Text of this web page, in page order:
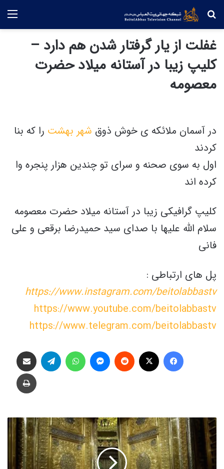
جستجو
غفلت از یار گرفتار شدن هم دارد –
کلیپ زیبا در آستانه میلاد حضرت
معصومه
در آسمان ملائکه ی خوش ذوق شهر بهشت را که بنا
کردند
اول به سوی صحنه و سرای تو چندین هزار پنجره وا
کرده اند
کلیپ گرافیکی زیبا در آستانه میلاد حضرت معصومه
سلام الله علیها با صدای سید حمیدرضا برقعی و علی
فانی
پل های ارتباطی :
https://www.instagram.com/beitolabbastv
https://www.youtube.com/beitolabbastv
https://www.telegram.com/beitolabbastv
فیس بوک ‫رددیت پیام رسان واتس آپ تلگرام
ای
شمیم
نام
تو